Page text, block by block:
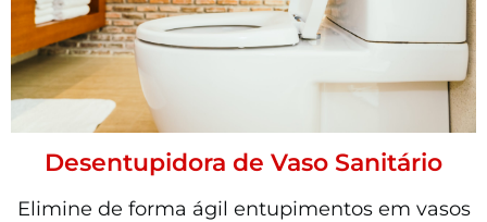
Desentupidora de Vaso Sanitário
Elimine de forma ágil entupimentos em vasos